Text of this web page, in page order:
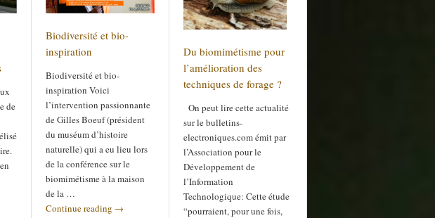
de
Biodiversité et bio-
inspiration
Biodiversité et bio-
inspiration Voici
l’intervention passionnante
de Gilles Boeuf (président
du muséum d’histoire
naturelle) qui a eu lieu lors
de la conférence sur le
biomimétisme à la maison
de la …
Continue reading →
Du biomimétisme pour
l’amélioration des
techniques de forage ?
On peut lire cette actualité
sur le bulletins-
electroniques.com émit par
l’Association pour le
Développement de
l’Information
Technologique: Cette étude
“pourraient, pour une fois,